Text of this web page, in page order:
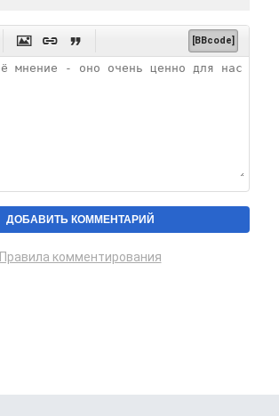
   [BBcode]
Правила комментирования